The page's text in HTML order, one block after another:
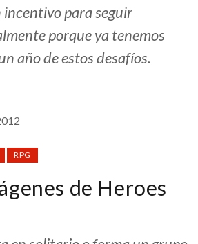
incentivo para seguir
porque ya tenemos
año de estos desafíos.
RPG
de Heroes